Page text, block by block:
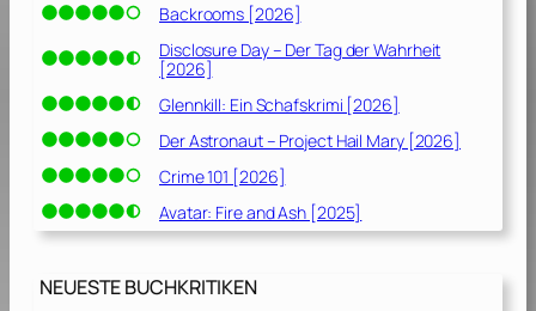
Backrooms [2026]
Disclosure Day – Der Tag der Wahrheit
[2026]
Glennkill: Ein Schafskrimi [2026]
Der Astronaut – Project Hail Mary [2026]
Crime 101 [2026]
Avatar: Fire and Ash [2025]
NEUESTE BUCHKRITIKEN